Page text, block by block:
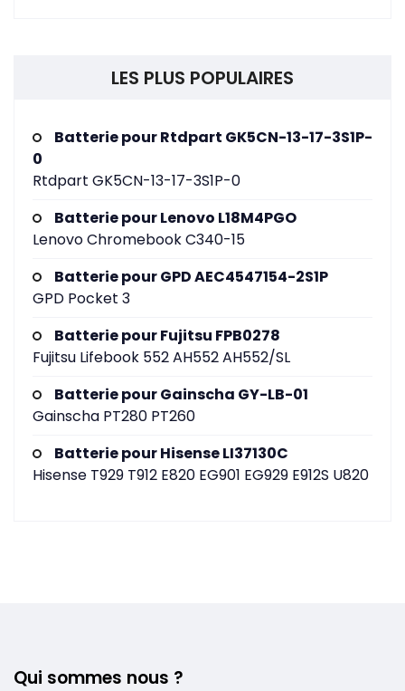
LES PLUS POPULAIRES
Batterie pour Rtdpart GK5CN-13-17-3S1P-
0
Rtdpart GK5CN-13-17-3S1P-0
Batterie pour Lenovo L18M4PGO
Lenovo Chromebook C340-15
Batterie pour GPD AEC4547154-2S1P
GPD Pocket 3
Batterie pour Fujitsu FPB0278
Fujitsu Lifebook 552 AH552 AH552/SL
Batterie pour Gainscha GY-LB-01
Gainscha PT280 PT260
Batterie pour Hisense LI37130C
Hisense T929 T912 E820 EG901 EG929 E912S U820
Qui sommes nous ?